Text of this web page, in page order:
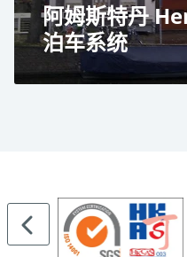
阿姆斯特丹
泊车系统
基于托盘的停车技术
44 个停车位